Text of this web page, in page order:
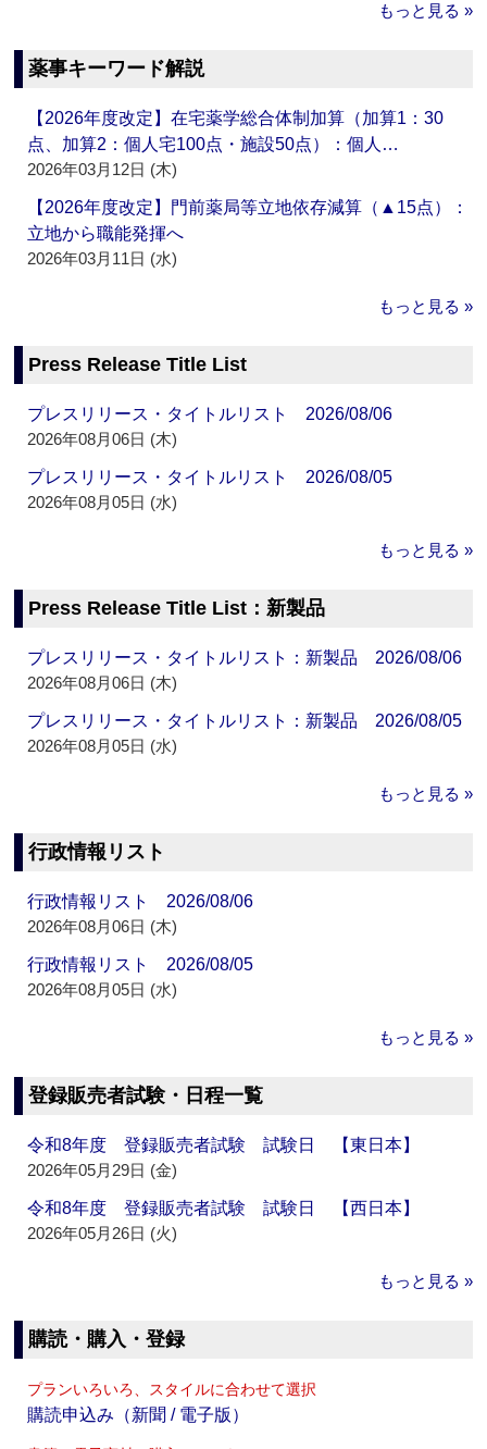
もっと見る »
薬事キーワード解説
【2026年度改定】在宅薬学総合体制加算（加算1：30
点、加算2：個人宅100点・施設50点）：個人…
2026年03月12日 (木)
【2026年度改定】門前薬局等立地依存減算（▲15点）：
立地から職能発揮へ
2026年03月11日 (水)
もっと見る »
Press Release Title List
プレスリリース・タイトルリスト 2026/08/06
2026年08月06日 (木)
プレスリリース・タイトルリスト 2026/08/05
2026年08月05日 (水)
もっと見る »
Press Release Title List：新製品
プレスリリース・タイトルリスト：新製品 2026/08/06
2026年08月06日 (木)
プレスリリース・タイトルリスト：新製品 2026/08/05
2026年08月05日 (水)
もっと見る »
行政情報リスト
行政情報リスト 2026/08/06
2026年08月06日 (木)
行政情報リスト 2026/08/05
2026年08月05日 (水)
もっと見る »
登録販売者試験・日程一覧
令和8年度 登録販売者試験 試験日 【東日本】
2026年05月29日 (金)
令和8年度 登録販売者試験 試験日 【西日本】
2026年05月26日 (火)
もっと見る »
購読・購入・登録
プランいろいろ、スタイルに合わせて選択
購読申込み（新聞 / 電子版）